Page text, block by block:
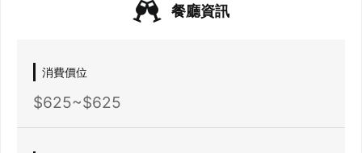
餐廳資訊
消費價位
$625~$625